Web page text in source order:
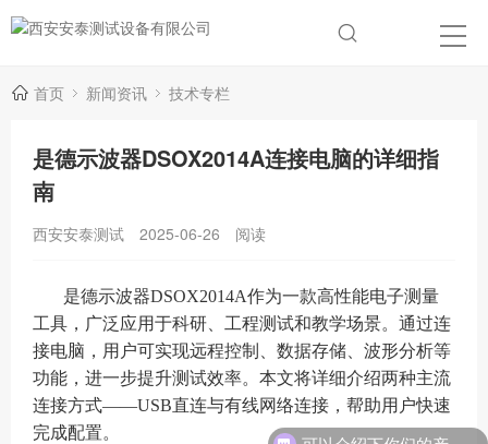
首页 新闻资讯 技术专栏
是德示波器DSOX2014A连接电脑的详细指
南
西安安泰测试 2025-06-26 阅读
是德示波器DSOX2014A作为一款高性能电子测量
工具，广泛应用于科研、工程测试和教学场景。通过连
接电脑，用户可实现远程控制、数据存储、波形分析等
功能，进一步提升测试效率。本文将详细介绍两种主流
连接方式——USB直连与有线网络连接，帮助用户快速
完成配置。
可以介绍下你们的产品么？